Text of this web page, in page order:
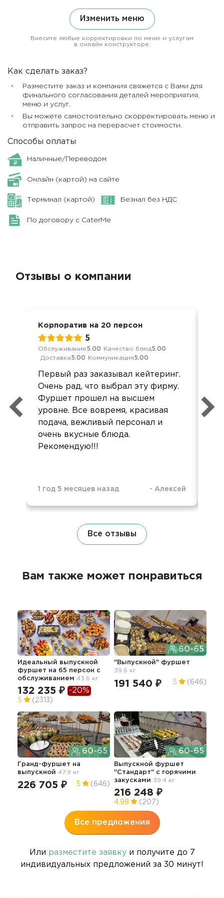
Изменить меню
Внесите любые корректировки по меню и услугам
в онлайн конструкторе.
Как сделать заказ?
Разместите заказ и компания свяжется с Вами для
финального согласования деталей мероприятия,
меню и услуг.
Вы можете самостоятельно скорректировать меню и
отправить запрос на перерасчет стоимости.
Способы оплаты
Наличные/Переводом
Онлайн (картой) на сайте
Терминал (картой) Безнал без НДС
По договору с CaterMe
Отзывы о компании
Корпоратив на 20 персон
5
Обслуживание5.00 Качество блюд5.00
Доставка5.00 Коммуникация5.00
Первый раз заказывал кейтеринг.
Очень рад, что выбрал эту фирму.
Фуршет прошел на высшем
уровне. Все вовремя, красивая
подача, вежливый персонал и
очень вкусные блюда.
Рекомендую!!!
1 год 5 месяцев назад - Алексей
Все отзывы
Вам также может понравиться
Идеальный выпускной
фуршет на 65 персон с
обслуживанием 43.6 кг
132 235 ₽ -20%
5 (2313)
60-65
"Выпускной" фуршет
39.6 кг
191 540 ₽ 5 (646)
60-65
Гранд-фуршет на
выпускной 47.9 кг
226 705 ₽ 5 (646)
60-65
Выпускной фуршет
"Стандарт" с горячими
закусками 39.4 кг
216 248 ₽
4.98 (207)
Все предложения
Или разместите заявкуи получите до 7
индивидуальных предложений за 30 минут!